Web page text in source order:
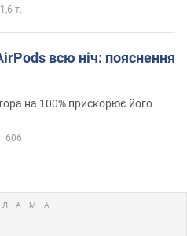
1,6 т.
всю ніч: пояснення
на 100% прискорює його
606